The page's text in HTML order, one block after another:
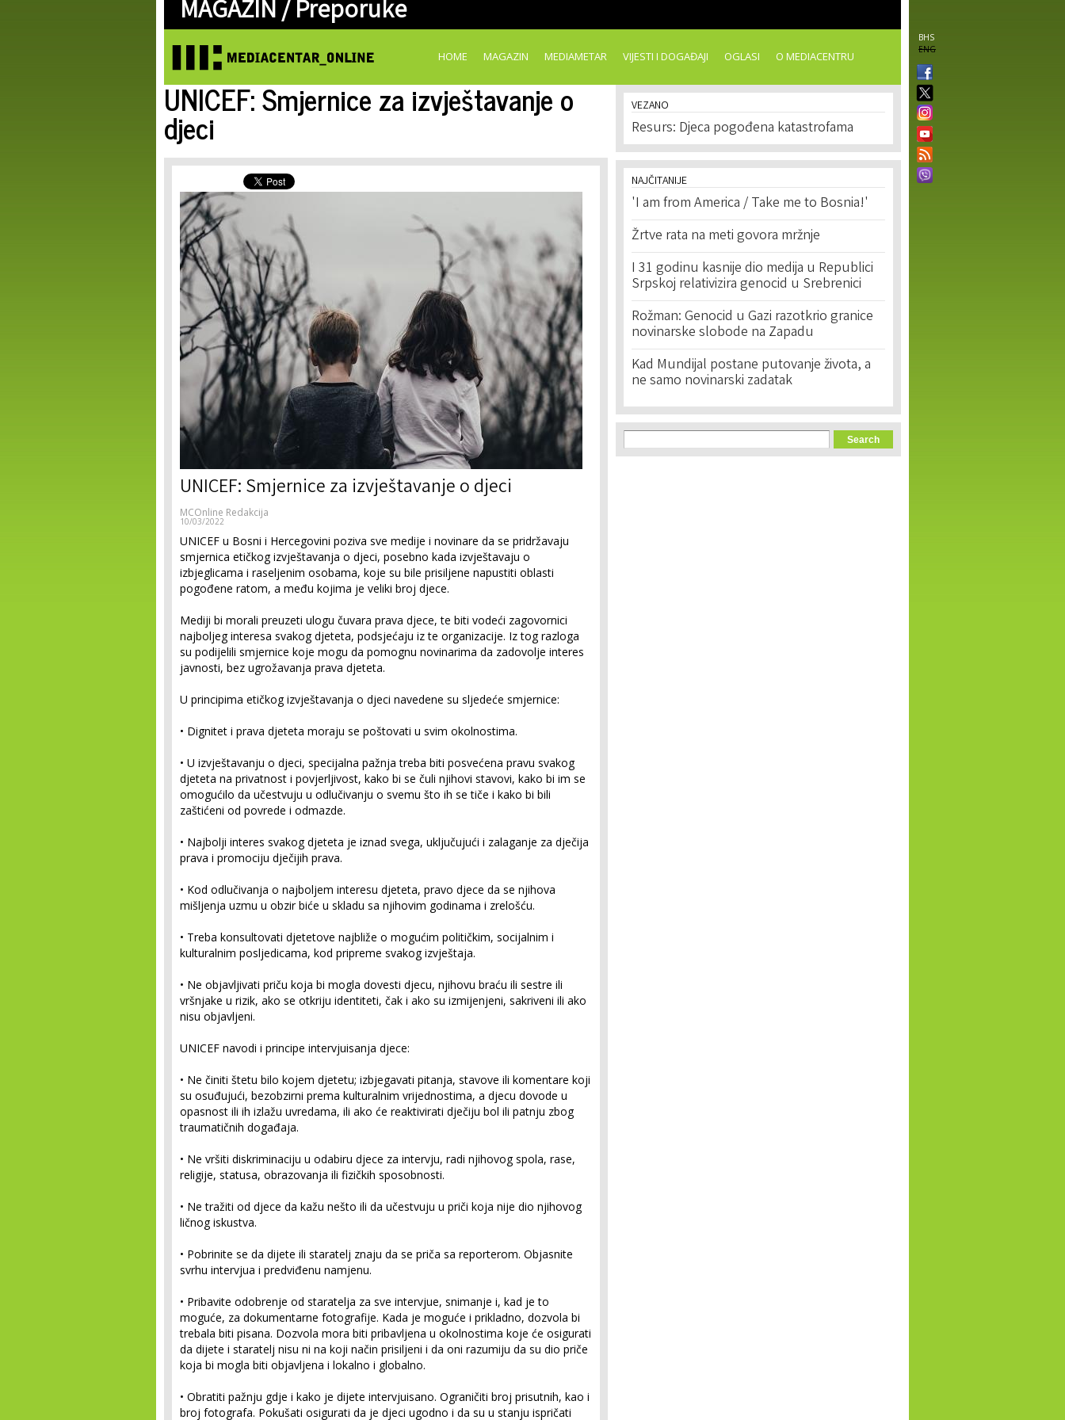
content
MAGAZIN /Preporuke
BHS
ENG
HOME MAGAZIN MEDIAMETAR VIJESTI I DOGAĐAJI OGLASI O MEDIACENTRU
UNICEF: Smjernice za izvještavanje o
djeci
UNICEF: Smjernice za izvještavanje o djeci
MCOnline Redakcija
10/03/2022
UNICEF u Bosni i Hercegovini poziva sve medije i novinare da se pridržavaju
smjernica etičkog izvještavanja o djeci, posebno kada izvještavaju o
izbjeglicama i raseljenim osobama, koje su bile prisiljene napustiti oblasti
pogođene ratom, a među kojima je veliki broj djece.
Mediji bi morali preuzeti ulogu čuvara prava djece, te biti vodeći zagovornici
najboljeg interesa svakog djeteta, podsjećaju iz te organizacije. Iz tog razloga
su podijelili smjernice koje mogu da pomognu novinarima da zadovolje interes
javnosti, bez ugrožavanja prava djeteta.
U principima etičkog izvještavanja o djeci navedene su sljedeće smjernice:
• Dignitet i prava djeteta moraju se poštovati u svim okolnostima.
• U izvještavanju o djeci, specijalna pažnja treba biti posvećena pravu svakog
djeteta na privatnost i povjerljivost, kako bi se čuli njihovi stavovi, kako bi im se
omogućilo da učestvuju u odlučivanju o svemu što ih se tiče i kako bi bili
zaštićeni od povrede i odmazde.
• Najbolji interes svakog djeteta je iznad svega, uključujući i zalaganje za dječija
prava i promociju dječijih prava.
• Kod odlučivanja o najboljem interesu djeteta, pravo djece da se njihova
mišljenja uzmu u obzir biće u skladu sa njihovim godinama i zrelošću.
• Treba konsultovati djetetove najbliže o mogućim političkim, socijalnim i
kulturalnim posljedicama, kod pripreme svakog izvještaja.
• Ne objavljivati priču koja bi mogla dovesti djecu, njihovu braću ili sestre ili
vršnjake u rizik, ako se otkriju identiteti, čak i ako su izmijenjeni, sakriveni ili ako
nisu objavljeni.
UNICEF navodi i principe intervjuisanja djece:
• Ne činiti štetu bilo kojem djetetu; izbjegavati pitanja, stavove ili komentare koji
su osuđujući, bezobzirni prema kulturalnim vrijednostima, a djecu dovode u
opasnost ili ih izlažu uvredama, ili ako će reaktivirati dječiju bol ili patnju zbog
traumatičnih događaja.
• Ne vršiti diskriminaciju u odabiru djece za intervju, radi njihovog spola, rase,
religije, statusa, obrazovanja ili fizičkih sposobnosti.
• Ne tražiti od djece da kažu nešto ili da učestvuju u priči koja nije dio njihovog
ličnog iskustva.
• Pobrinite se da dijete ili staratelj znaju da se priča sa reporterom. Objasnite
svrhu intervjua i predviđenu namjenu.
• Pribavite odobrenje od staratelja za sve intervjue, snimanje i, kad je to
moguće, za dokumentarne fotografije. Kada je moguće i prikladno, dozvola bi
trebala biti pisana. Dozvola mora biti pribavljena u okolnostima koje će osigurati
da dijete i staratelj nisu ni na koji način prisiljeni i da oni razumiju da su dio priče
koja bi mogla biti objavljena i lokalno i globalno.
• Obratiti pažnju gdje i kako je dijete intervjuisano. Ograničiti broj prisutnih, kao i
broj fotografa. Pokušati osigurati da je djeci ugodno i da su u stanju ispričati
VEZANO
Resurs: Djeca pogođena katastrofama
NAJČITANIJE
'I am from America / Take me to Bosnia!'
Žrtve rata na meti govora mržnje
I 31 godinu kasnije dio medija u Republici
Srpskoj relativizira genocid u Srebrenici
Rožman: Genocid u Gazi razotkrio granice
novinarske slobode na Zapadu
Kad Mundijal postane putovanje života, a
ne samo novinarski zadatak
Search form
Search